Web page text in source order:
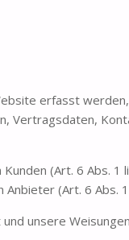
erfasst
Vertragsdaten,
(Art. 6 Abs. 1
(Art. 6 Abs. 1
unsere